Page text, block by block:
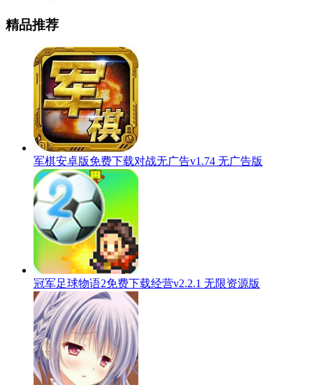
精品推荐
军棋安卓版免费下载对战无广告v1.74 无广告版
冠军足球物语2免费下载经营v2.2.1 无限资源版